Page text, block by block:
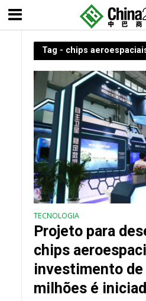
Tag - chips
TECNOLOGIA
Projeto para
chips
investimento de
milhões é